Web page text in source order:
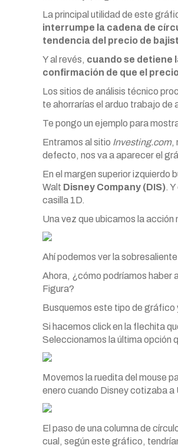
La principal utilidad de este
interrumpe la cadena de
tendencia del precio de
Y al revés, cuando se detiene
confirmación de que el
Los sitios de análisis técnico
te ahorrarías el arduo trabajo de
Te pongo un ejemplo para
Entramos al sitio Investing.com,
defecto, nos va a aparecer el
En el margen superior izquierdo
Walt Disney Company (DIS).
casilla 1D.
Una vez que ubicamos la
Ahí podemos ver la
Ahora, ¿cómo podríamos haber
Figura?
Busquemos este tipo de gráfico
Si hacemos click en la flechita
Seleccionamos la última opción
Movemos la ruedita del mouse
enero cuando Disney cotizaba a
El paso de una columna de
cual, según este gráfico,